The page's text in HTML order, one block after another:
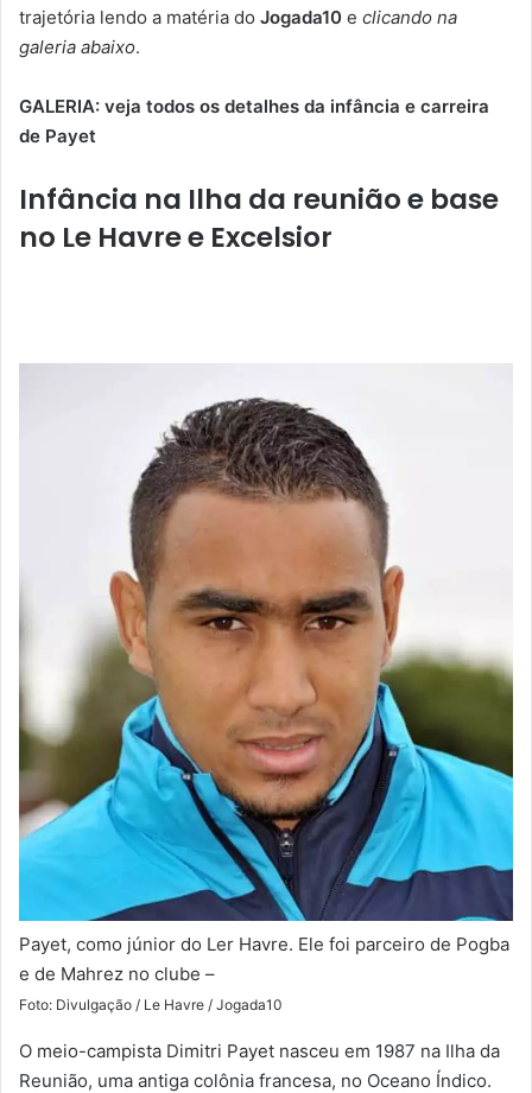
trajetória lendo a matéria do Jogada10 e clicando na
galeria abaixo.
GALERIA: veja todos os detalhes da infância e carreira
de Payet
Infância na Ilha da reunião e base
no Le Havre e Excelsior
Payet, como júnior do Ler Havre. Ele foi parceiro de Pogba
e de Mahrez no clube –
Foto: Divulgação / Le Havre / Jogada10
O meio-campista Dimitri Payet nasceu em 1987 na Ilha da
Reunião, uma antiga colônia francesa, no Oceano Índico.